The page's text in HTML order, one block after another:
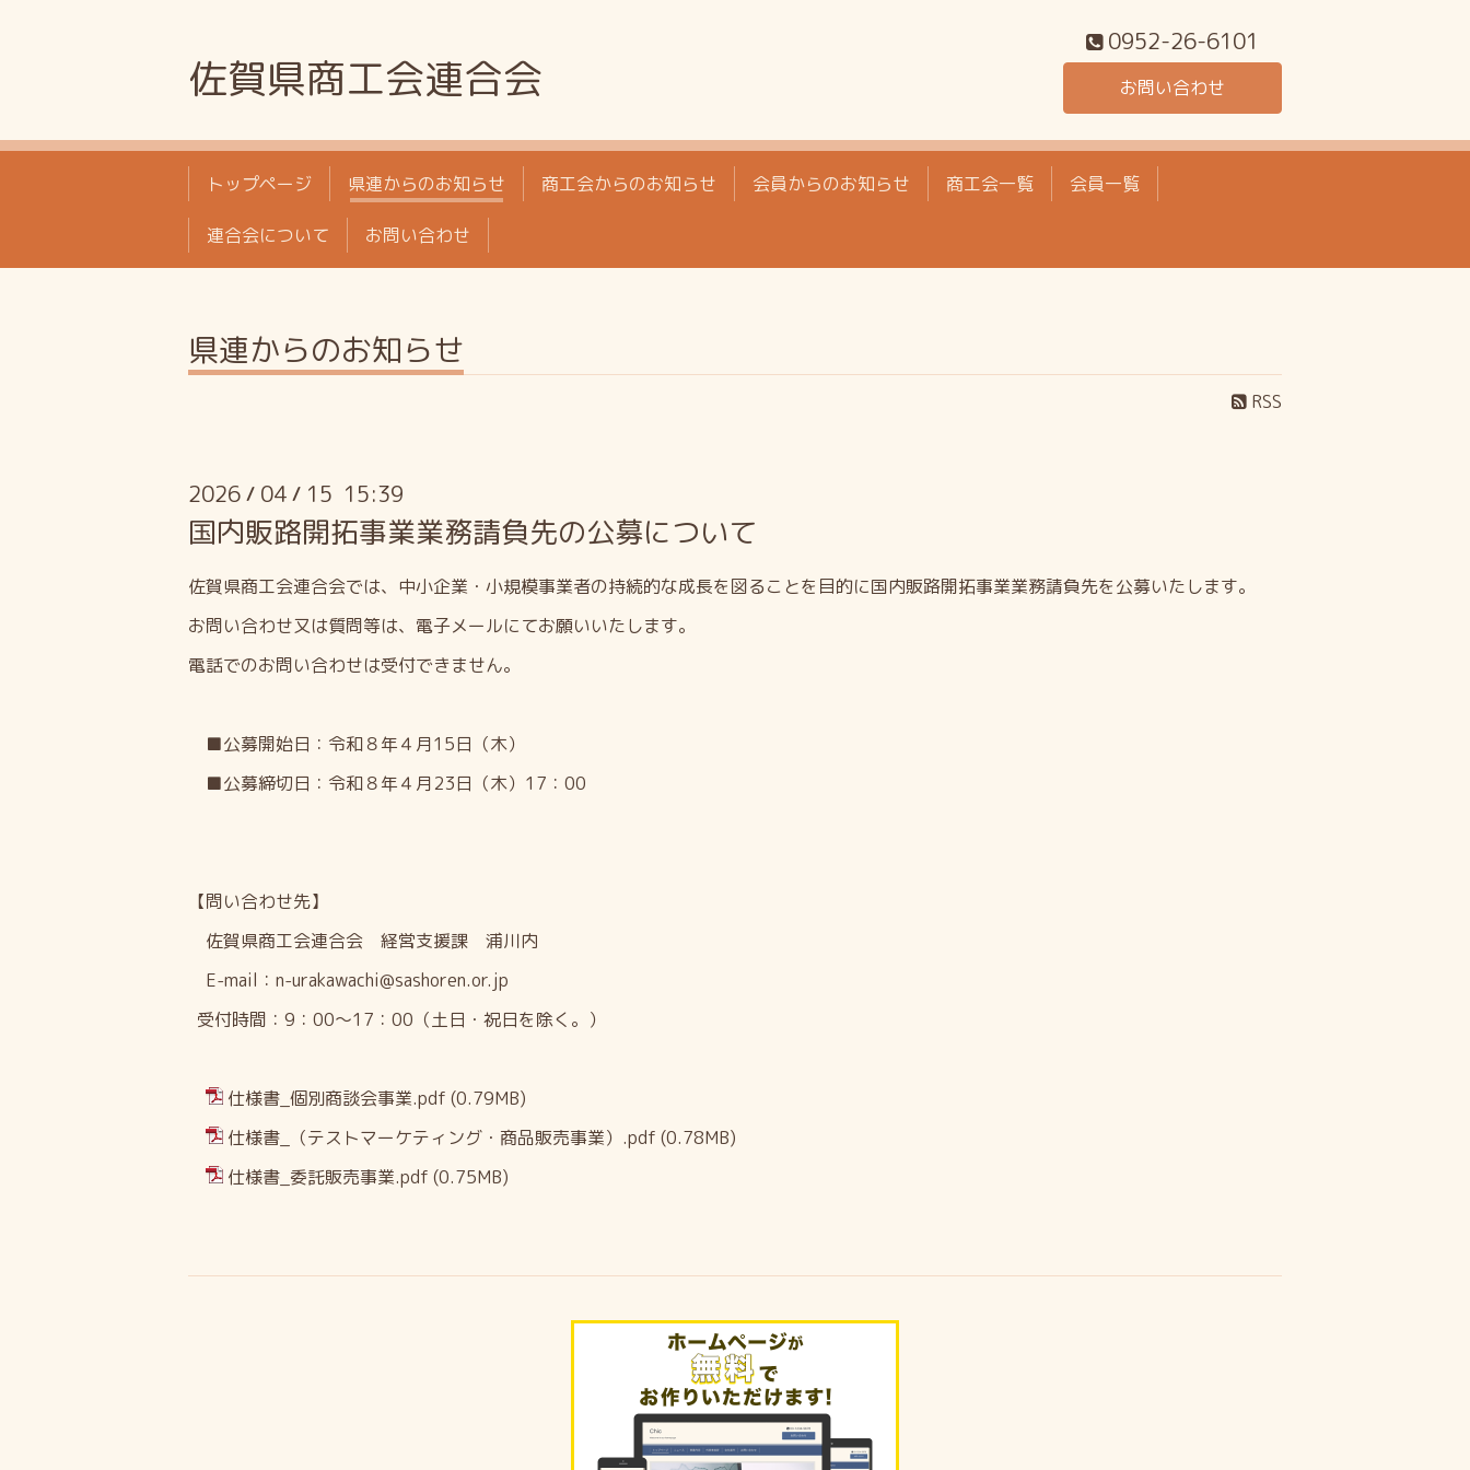
佐賀県商工会連合会
0952-26-6101
お問い合わせ
トップページ 県連からのお知らせ 商工会からのお知らせ 会員からのお知らせ 商工会一覧 会員一覧
連合会について お問い合わせ
県連からのお知らせ
RSS
2026 / 04 / 15 15:39
国内販路開拓事業業務請負先の公募について
佐賀県商工会連合会では、中小企業・小規模事業者の持続的な成長を図ることを目的に国内販路開拓事業業務請負先を公募いたします。
お問い合わせ又は質問等は、電子メールにてお願いいたします。
電話でのお問い合わせは受付できません。
■公募開始日：令和８年４月15日（木）
■公募締切日：令和８年４月23日（木）17：00
【問い合わせ先】
佐賀県商工会連合会 経営支援課 浦川内
E-mail：n-urakawachi@sashoren.or.jp
受付時間：9：00～17：00（土日・祝日を除く。）
仕様書_個別商談会事業.pdf (0.79MB)
仕様書_（テストマーケティング・商品販売事業）.pdf (0.78MB)
仕様書_委託販売事業.pdf (0.75MB)